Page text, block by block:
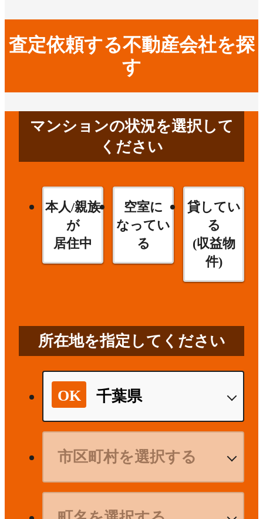
査定依頼する不動産会社を探
す
マンションの状況を選択して
ください
本人/親族
が
居住中
空室に
なってい
る
貸してい
る
(収益物
件)
所在地を指定してください